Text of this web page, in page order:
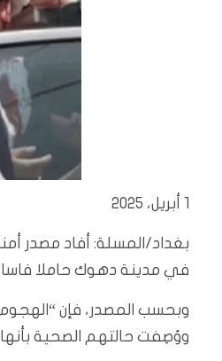
1 أبريل، 2025
بغداد/المسلة: أفاد مصدر
في مدينة دهوك حاملا
وبحسب المصدر، فإن
ووُصِفت حالتهم الصحية